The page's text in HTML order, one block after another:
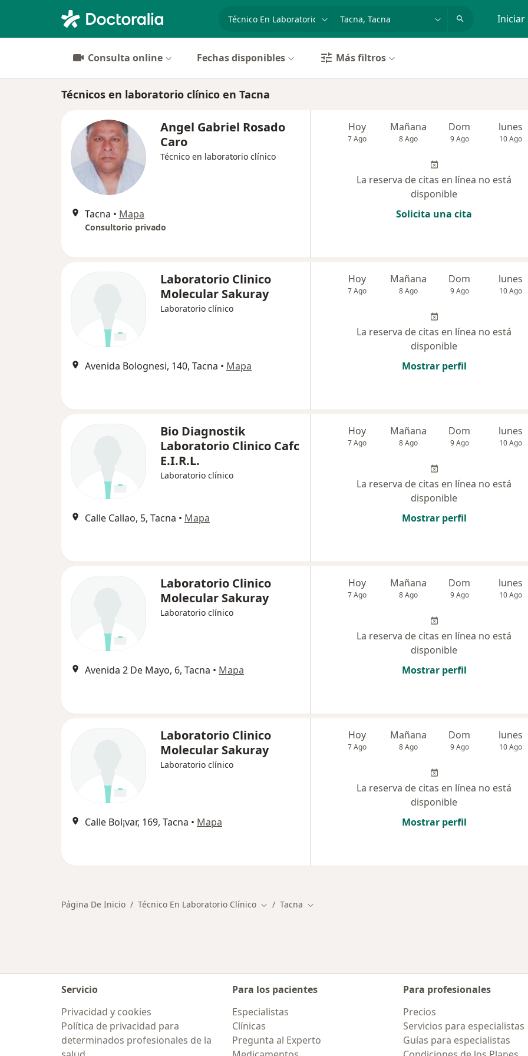
especialidad, enfermedad o nombre Iniciar
Consulta online Fechas disponibles Más filtros
Técnicos en laboratorio clínico en Tacna
Angel Gabriel Rosado
Caro
Técnico en laboratorio clínico
Tacna • Mapa
Consultorio privado
Hoy
7 Ago
Mañana
8 Ago
Dom
9 Ago
lunes
10 Ago
La reserva de citas en línea no está
disponible
Solicita una cita
Laboratorio Clinico
Molecular Sakuray
Laboratorio clínico
Avenida Bolognesi, 140, Tacna • Mapa
Hoy
7 Ago
Mañana
8 Ago
Dom
9 Ago
lunes
10 Ago
La reserva de citas en línea no está
disponible
Mostrar perfil
Bio Diagnostik
Laboratorio Clinico Cafc
E.I.R.L.
Laboratorio clínico
Calle Callao, 5, Tacna • Mapa
Hoy
7 Ago
Mañana
8 Ago
Dom
9 Ago
lunes
10 Ago
La reserva de citas en línea no está
disponible
Mostrar perfil
Laboratorio Clinico
Molecular Sakuray
Laboratorio clínico
Avenida 2 De Mayo, 6, Tacna • Mapa
Hoy
7 Ago
Mañana
8 Ago
Dom
9 Ago
lunes
10 Ago
La reserva de citas en línea no está
disponible
Mostrar perfil
Laboratorio Clinico
Molecular Sakuray
Laboratorio clínico
Calle Bol¡var, 169, Tacna • Mapa
Hoy
7 Ago
Mañana
8 Ago
Dom
9 Ago
lunes
10 Ago
La reserva de citas en línea no está
disponible
Mostrar perfil
Página De Inicio Técnico En Laboratorio Clínico Cambiar de ciudad
Tacna Cambiar de ciudad
Servicio
Privacidad y cookies
Política de privacidad para
determinados profesionales de la
Para los pacientes
Especialistas
Clínicas
Pregunta al Experto
Para profesionales
Precios
Servicios para especialistas
Guías para especialistas